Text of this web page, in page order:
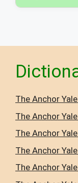
The Anchor
The Anchor
The Anchor
The Anchor
The Anchor